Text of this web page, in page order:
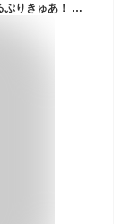
shobido 粧美堂 メイクパレットセット ＜ わんだふるぷりきゅあ！ ＞ キッズメイク PR43965